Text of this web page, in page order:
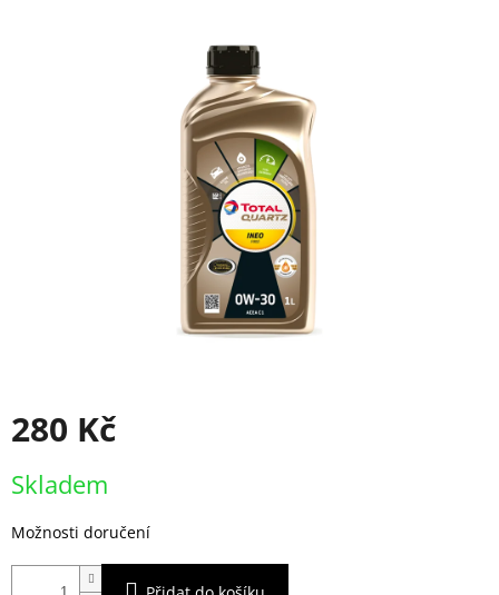
280 Kč
cena:
Skladem
Možnosti doručení